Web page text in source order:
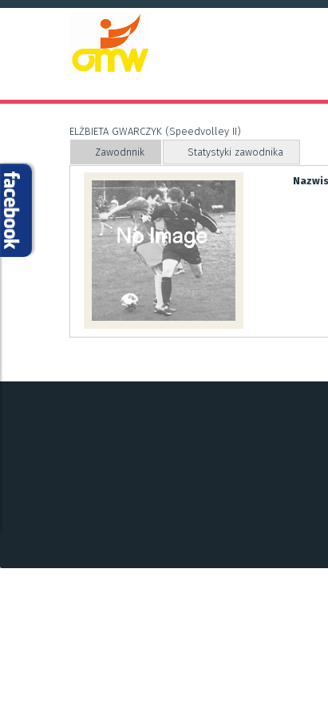
ELŻBIETA GWARCZYK (Speedvolley II)
Zawodnnik
Statystyki zawodnika